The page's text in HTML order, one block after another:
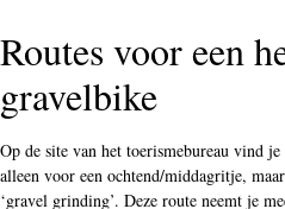
Routes voor een
gravelbike
Op de site van het toerismebureau vind
alleen voor een ochtend/middagritje,
‘gravel grinding’. Deze route neemt je